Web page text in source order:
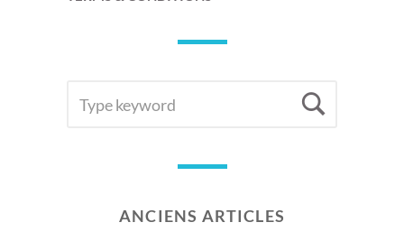
FOR:
ANCIENS ARTICLES